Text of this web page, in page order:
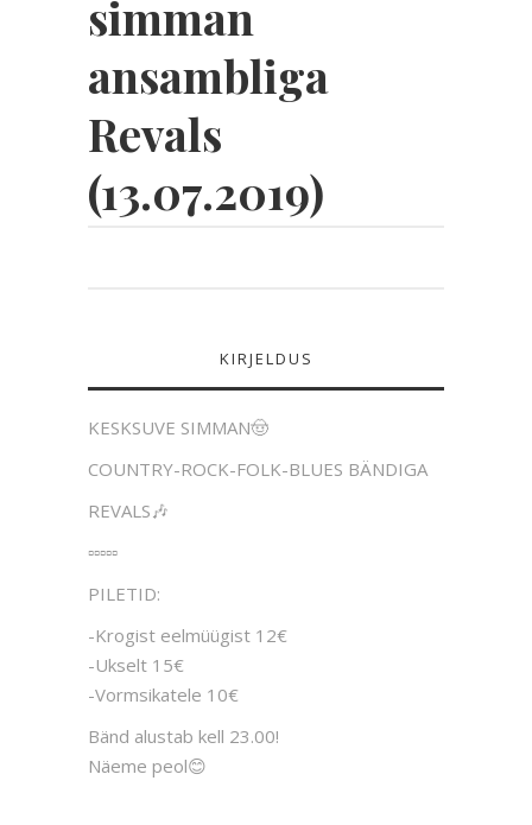
simman
ansambliga
Revals
(13.07.2019)
KIRJELDUS
KESKSUVE SIMMAN🤠
COUNTRY-ROCK-FOLK-BLUES BÄNDIGA
REVALS🎶
▫️▫️▫️▫️▫️
PILETID:
-Krogist eelmüügist 12€
-Ukselt 15€
-Vormsikatele 10€
Bänd alustab kell 23.00!
Näeme peol😊